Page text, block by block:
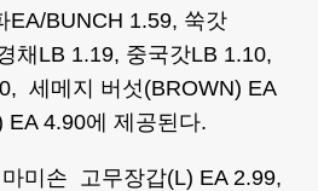
EA/BUNCH 1.59, 쑥갓
채LB 1.19, 중국갓LB 1.10,
세메지 버섯(BROWN) EA
4.90에 제공된다.
미손 고무장갑(L) EA 2.99,